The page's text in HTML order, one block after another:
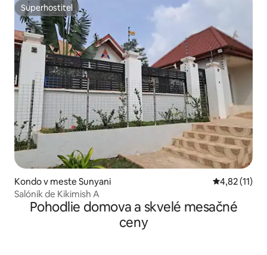
Superhostiteľ
Superhostiteľ
Kondo v meste Sunyani Priemerné
4,82 (11)
Salónik de Kikimish A
Pohodlie domova a skvelé mesačné
ceny